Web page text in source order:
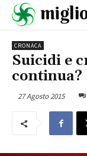
CRONACA
Suicidi e
continua?
27 Agosto 2015